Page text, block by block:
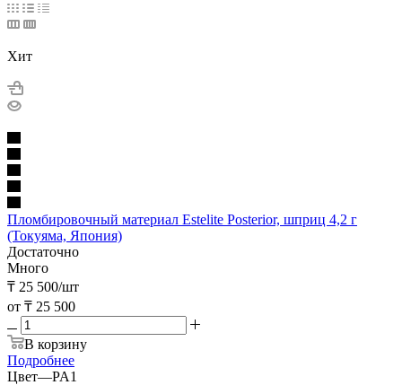
Хит
Пломбировочный материал Estelite Posterior, шприц 4,2 г
(Токуяма, Япония)
Достаточно
Много
₸ 25 500/шт
от ₸ 25 500
В корзину
Подробнее
Цвет—PA1